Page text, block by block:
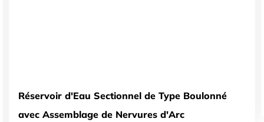
Réservoir d'Eau Sectionnel de Type Boulonné
avec Assemblage de Nervures d'Arc